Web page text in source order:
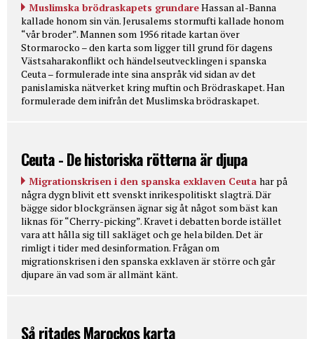
Muslimska brödraskapets grundareHassan al-Banna
kallade honom sin vän. Jerusalems stormufti kallade honom
“vår broder”. Mannen som 1956 ritade kartan över
Stormarocko – den karta som ligger till grund för dagens
Västsaharakonflikt och händelseutvecklingen i spanska
Ceuta – formulerade inte sina anspråk vid sidan av det
panislamiska nätverket kring muftin och Brödraskapet. Han
formulerade dem inifrån det Muslimska brödraskapet.
Ceuta - De historiska rötterna är djupa
Migrationskrisen i den spanska exklaven Ceuta har på
några dygn blivit ett svenskt inrikespolitiskt slagträ. Där
bägge sidor blockgränsen ägnar sig åt något som bäst kan
liknas för “Cherry-picking”. Kravet i debatten borde istället
vara att hålla sig till sakläget och ge hela bilden. Det är
rimligt i tider med desinformation. Frågan om
migrationskrisen i den spanska exklaven är större och går
djupare än vad som är allmänt känt.
Så ritades Marockos karta